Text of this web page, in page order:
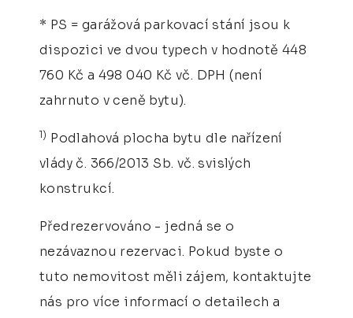
* PS = garážová parkovací stání jsou k
dispozici ve dvou typech v hodnotě 448
760 Kč a 498 040 Kč vč. DPH (není
zahrnuto v ceně bytu).
1) Podlahová plocha bytu dle nařízení
vlády č. 366/2013 Sb. vč. svislých
konstrukcí.
Předrezervováno - jedná se o
nezávaznou rezervaci. Pokud byste o
tuto nemovitost měli zájem, kontaktujte
nás pro více informací o detailech a